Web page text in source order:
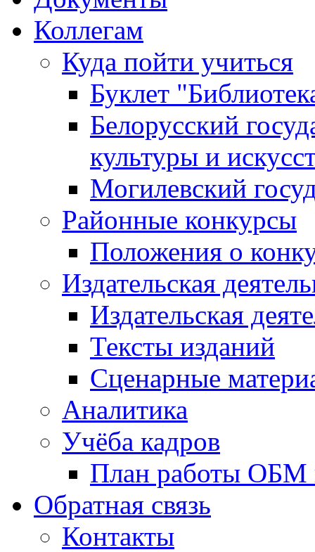
Коллегам
Куда пойти учиться
Буклет
Белорусский
культуры и
Могилевский
Районные конкурсы
Положения о
Издательская
Издательская
Тексты изданий
Сценарные
Аналитика
Учёба кадров
План работы ОБМ
Обратная связь
Контакты